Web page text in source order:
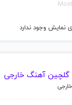
نمایش وجود ندارد
آهنگ خارجی